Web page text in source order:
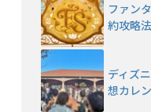
ファン
約攻略法
ディズ
想カレ